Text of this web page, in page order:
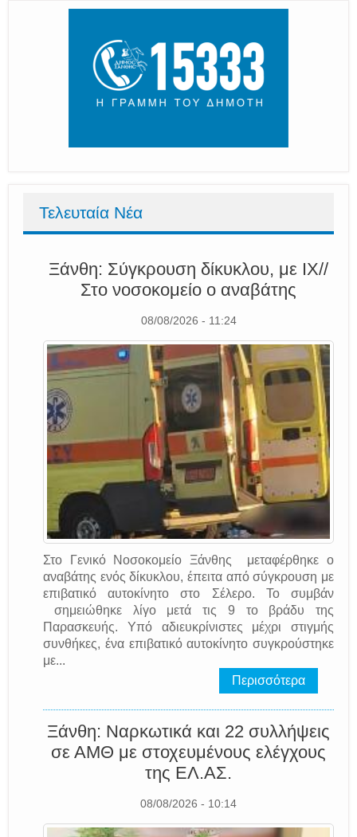
Τελευταία Νέα
Ξάνθη: Σύγκρουση δίκυκλου, με ΙΧ//
Στο νοσοκομείο ο αναβάτης
08/08/2026 - 11:24
Στο Γενικό Νοσοκομείο Ξάνθης μεταφέρθηκε ο
αναβάτης ενός δίκυκλου, έπειτα από σύγκρουση με
επιβατικό αυτοκίνητο στο Σέλερο. Το συμβάν
σημειώθηκε λίγο μετά τις 9 το βράδυ της
Παρασκευής. Υπό αδιευκρίνιστες μέχρι στιγμής
συνθήκες, ένα επιβατικό αυτοκίνητο συγκρούστηκε
με...
Περισσότερα
Ξάνθη: Ναρκωτικά και 22 συλλήψεις
σε ΑΜΘ με στοχευμένους ελέγχους
της EΛ.AΣ.
08/08/2026 - 10:14